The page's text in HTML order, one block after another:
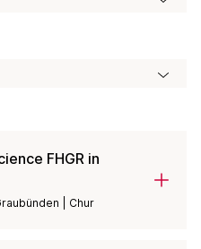
FHGR in
| Chur